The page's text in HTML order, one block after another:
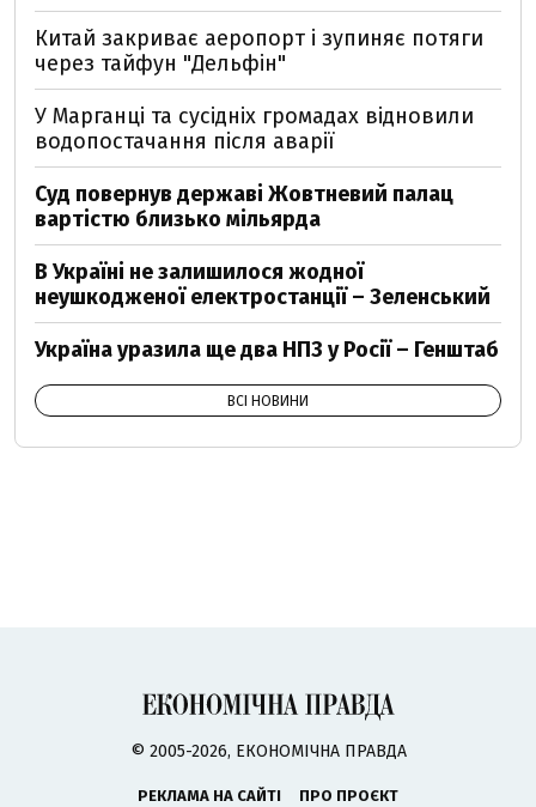
Китай закриває аеропорт і зупиняє потяги
через тайфун "Дельфін"
У Марганці та сусідніх громадах відновили
водопостачання після аварії
Суд повернув державі Жовтневий палац
вартістю близько мільярда
В Україні не залишилося жодної
неушкодженої електростанції – Зеленський
Україна уразила ще два НПЗ у Росії – Генштаб
ВСІ НОВИНИ
© 2005-2026, ЕКОНОМІЧНА ПРАВДА
РЕКЛАМА НА САЙТІ
ПРО ПРОЄКТ